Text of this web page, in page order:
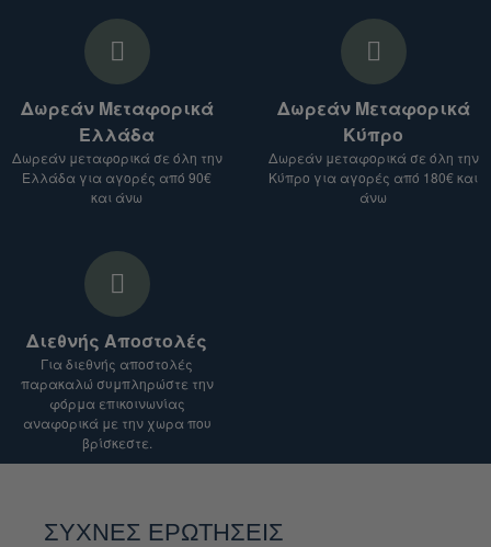
3. Λάβετε προσφορά:
Θα σας στείλουμε προσφορά για τα
προϊόντα που σας ενδιαφέρουν, μαζί με το
κόστος αποστολής.
Σημείωση:
Το κόστος αποστολής ενδέχεται να ποικίλλει
Για αποστολές σε χώρες εκτός Ευρωπαϊκής
Ένωσης, ενδέχεται να ισχύουν επιπλέον
δασμοί και φόροι.
Είμαστε στη διάθεσή σας για οποιαδήποτε
διευκρίνιση.
Δωρεάν Μεταφορικά
Ελλάδα
Δωρεάν μεταφορικά σε όλη την
Ελλάδα για αγορές από 90€
και άνω
Δωρεάν Μεταφορικά
Κύπρο
Δωρεάν μεταφορικά σε όλη την
Κύπρο για αγορές από 180€ και
άνω
Διεθνής Αποστολές
Για διεθνής αποστολές
παρακαλώ συμπληρώστε την
φόρμα επικοινωνίας
αναφορικά με την χωρα που
βρίσκεστε.
ΣΥΧΝΕΣ ΕΡΩΤΗΣΕΙΣ